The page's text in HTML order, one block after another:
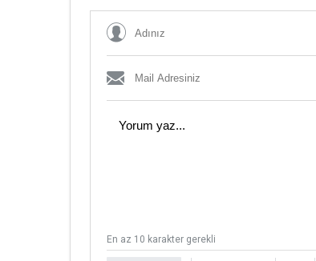
En az 10 karakter gerekli